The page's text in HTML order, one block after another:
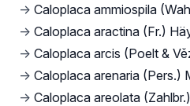
→ Caloplaca ammiospila
→ Caloplaca aractina (Fr.)
→ Caloplaca arcis (Poelt &
→ Caloplaca arenaria (Pers.)
→ Caloplaca areolata